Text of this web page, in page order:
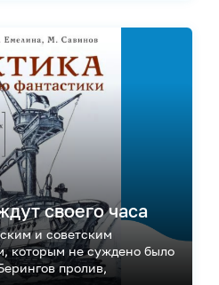
своего часа
и советским
которым не суждено было
пролив,